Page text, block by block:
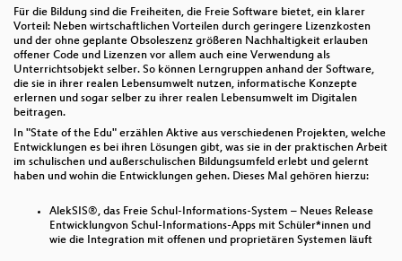
Für die Bildung sind die Freiheiten, die Freie Software bietet, ein klarer
Vorteil: Neben wirtschaftlichen Vorteilen durch geringere Lizenzkosten
und der ohne geplante Obsoleszenz größeren Nachhaltigkeit erlauben
offener Code und Lizenzen vor allem auch eine Verwendung als
Unterrichtsobjekt selber. So können Lerngruppen anhand der Software,
die sie in ihrer realen Lebensumwelt nutzen, informatische Konzepte
erlernen und sogar selber zu ihrer realen Lebensumwelt im Digitalen
beitragen.
In "State of the Edu" erzählen Aktive aus verschiedenen Projekten, welche
Entwicklungen es bei ihren Lösungen gibt, was sie in der praktischen Arbeit
im schulischen und außerschulischen Bildungsumfeld erlebt und gelernt
haben und wohin die Entwicklungen gehen. Dieses Mal gehören hierzu:
AlekSIS®, das Freie Schul-Informations-System – Neues Release
Entwicklungvon Schul-Informations-Apps mit Schüler*innen und
wie die Integration mit offenen und proprietären Systemen läuft